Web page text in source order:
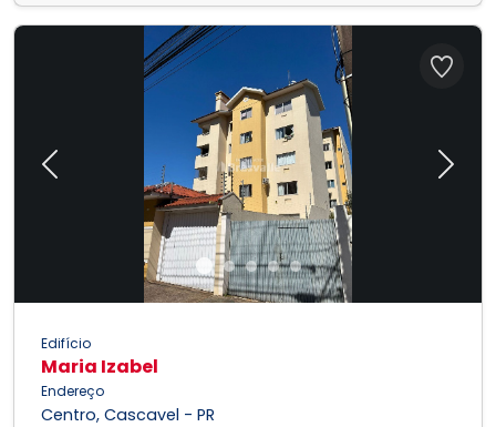
Previous Next
Edifício
Maria Izabel
Endereço
Centro, Cascavel - PR